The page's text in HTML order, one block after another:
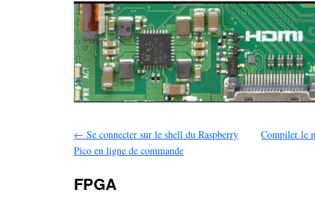
← Se connecter sur le shell du Raspberry
Pico en ligne de commande
Compiler le
FPGA